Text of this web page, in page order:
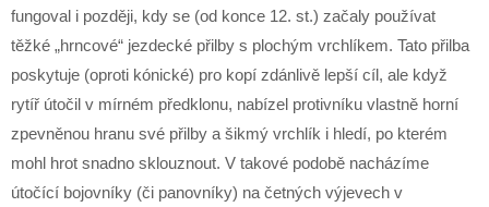
fungoval i později, kdy se (od konce 12. st.) začaly používat
těžké „hrncové“ jezdecké přilby s plochým vrchlíkem. Tato přilba
poskytuje (oproti kónické) pro kopí zdánlivě lepší cíl, ale když
rytíř útočil v mírném předklonu, nabízel protivníku vlastně horní
zpevněnou hranu své přilby a šikmý vrchlík i hledí, po kterém
mohl hrot snadno sklouznout. V takové podobě nacházíme
útočící bojovníky (či panovníky) na četných výjevech v